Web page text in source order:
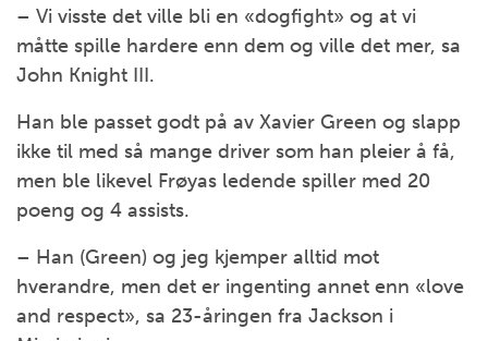
– Vi visste det ville bli en «dogfight» og at vi
måtte spille hardere enn dem og ville det mer, sa
John Knight III.
Han ble passet godt på av Xavier Green og slapp
ikke til med så mange driver som han pleier å få,
men ble likevel Frøyas ledende spiller med 20
poeng og 4 assists.
– Han (Green) og jeg kjemper alltid mot
hverandre, men det er ingenting annet enn «love
and respect», sa 23-åringen fra Jackson i